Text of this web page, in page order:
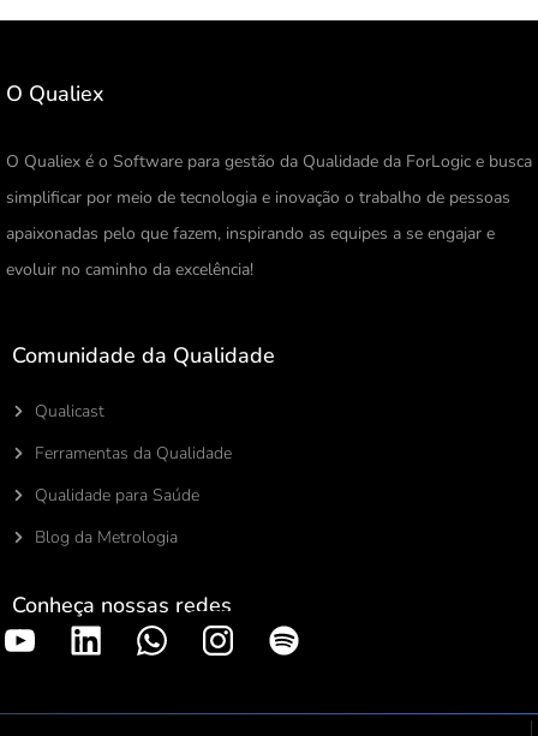
O Qualiex
O Qualiex é o Software para gestão da Qualidade da ForLogic e busca
simplificar por meio de tecnologia e inovação o trabalho de pessoas
apaixonadas pelo que fazem, inspirando as equipes a se engajar e
evoluir no caminho da excelência!
Comunidade da Qualidade
Qualicast
Ferramentas da Qualidade
Qualidade para Saúde
Blog da Metrologia
Conheça nossas redes
S
o